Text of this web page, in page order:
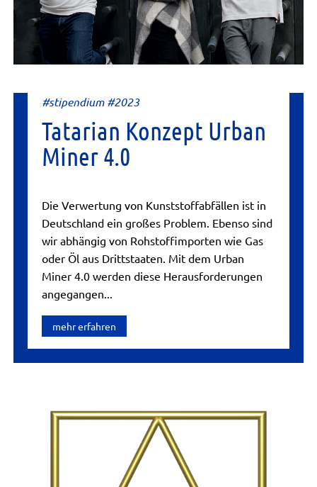
#stipendium #2023
Tatarian Konzept Urban
Miner 4.0
Die Verwertung von Kunststoffabfällen ist in
Deutschland ein großes Problem. Ebenso sind
wir abhängig von Rohstoffimporten wie Gas
oder Öl aus Drittstaaten. Mit dem Urban
Miner 4.0 werden diese Herausforderungen
angegangen...
mehr erfahren